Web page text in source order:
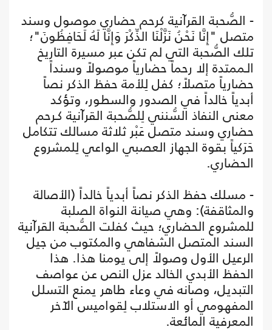
- الصُّحبة القرآنية كرحم حضاري موصول وسند
متصل "إِنَّا نَحْنُ نَزَّلْنَا الذِّكْرَ وَإِنَّا لَهُ لَحَافِظُونَ"؛
تلك الصُّحبة التي لم تكن عبر مسيرة التاريخ
الـممتدة إلا رحماً حضارياً موصولاً وسنداً
حضارياً متصلاً؛ كفل لِلأمة حفظ الذكر نصاً
أبدياً خالداً في الصدور والسطور، وتؤكد
معنى النفاذ السُّنني لِلصُّحبة القرآنية كـرحم
حضاري وسند متصل عَبْر ثلاثة مسالك تتكامل
حَرَكياً بقوة الجهاز العصبي الواعي لِلمشروع
الحضاري.
- مسلك حفظ الذكر نصاً أبدياً خالداً (الأصالة
والمثاقفة): وهي صيانة النواة الصلبة
للمشروع الحضاري؛ حيث كفلت الصُّحبة القرآنية
السند المتصل الشفاهي والمكتوب من جيل
الرعيل الأول وصولاً إلى يومنا هذا. هذا
الحفظ الأبدي الخالد عزل النص عن عواصف
التبديل، وصانه في وعاء طاهر يمنع التسلل
المفهومي أو الاستلاب لِقواميس الآخر
المعرفية المائعة.